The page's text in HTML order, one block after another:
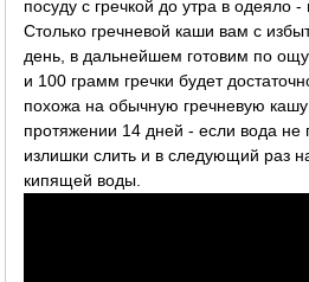
посуду с гречкой до утра в одеяло -
Столько гречневой каши вам с
день, в дальнейшем готовим по
и 100 грамм гречки будет
похожа на обычную гречневую
протяжении 14 дней - если вода не
излишки слить и в следующий раз
кипящей воды.